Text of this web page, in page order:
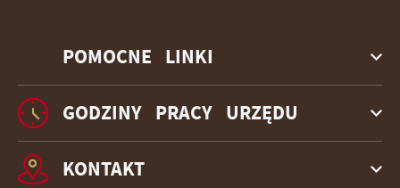
POMOCNE LINKI
GODZINY PRACY URZĘDU
KONTAKT